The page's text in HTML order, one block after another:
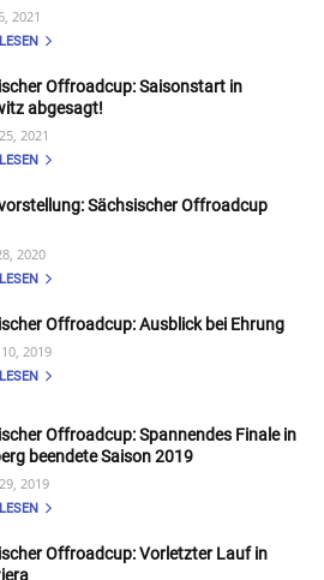
2021
Offroadcup: Saisonstart in
abgesagt!
2021
Sächsischer Offroadcup
2020
Offroadcup: Ausblick bei Ehrung
2019
Offroadcup: Spannendes Finale in
beendete Saison 2019
2019
Offroadcup: Vorletzter Lauf in